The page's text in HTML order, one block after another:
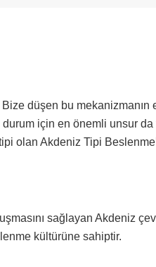
düşen bu mekanizmanın
için en önemli unsur
olan Akdeniz Tipi
sağlayan Akdeniz
kültürüne sahiptir.